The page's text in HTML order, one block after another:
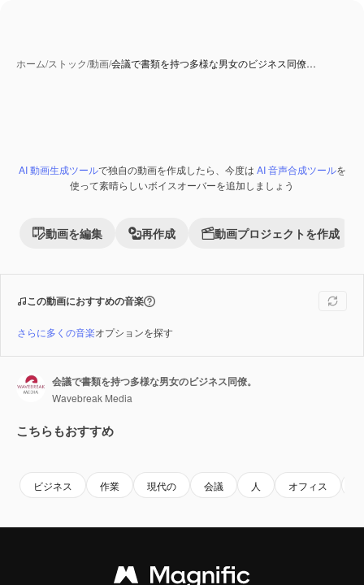
ホーム/ストック/動画/会議で書類を持つ多様な男女のビジネス同僚…
Premium
AI 動画生成ツールで独自の動画を作成したら、今度は AI 音声合成ツールを
使って素晴らしいボイスオーバーを追加しましょう
動画を編集 再作成 動画プロジェクトを作成
この動画におすすめの音楽
さらに多くの音楽オプションを探す
会議で書類を持つ多様な男女のビジネス同僚。
Wavebreak Media
こちらもおすすめ
ビジネス 作業 現代の 会議 人 オフィス